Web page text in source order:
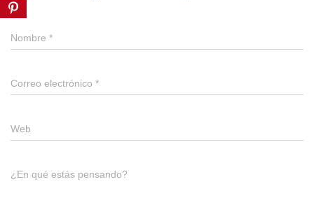
Nombre *
Correo electrónico *
Web
¿En qué estás pensando?